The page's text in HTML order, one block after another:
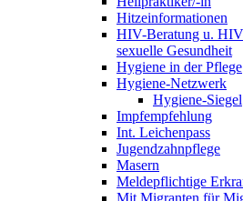
Hitzeinformationen
HIV-Beratung u.
sexuelle Gesundheit
Hygiene in der Pflege
Hygiene-Netzwerk
Hygiene-Siegel
Impfempfehlung
Int. Leichenpass
Jugendzahnpflege
Masern
Meldepflichtige
Mit Migranten für